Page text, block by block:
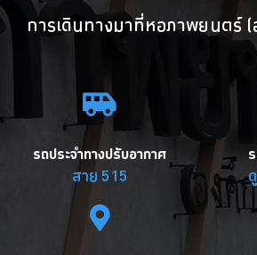
การเดินทางมาที่หอภาพยนตร์
รถประจำทางปรับอากาศ
สาย 515